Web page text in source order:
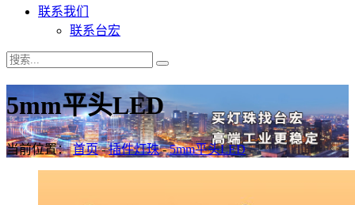
联系我们
联系台宏
5mm平头LED
当前位置：首页-插件灯珠-5mm平头LED